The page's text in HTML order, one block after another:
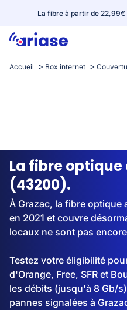
La fibre à partir de 22,99€
Box internet
Streaming
Accueil Box internet
La fibre optique
(43200).
À Grazac, la fibre optique
en 2021 et couvre
locaux ne sont pas
Testez votre éligibilité
d'Orange, Free, SFR et
les débits (jusqu'à 8 Gb/
pannes signalées à